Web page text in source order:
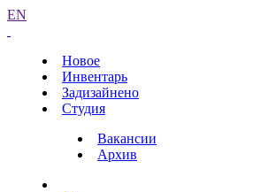
EN
Новое
Инвентарь
Задизайнено
Студия
Вакансии
Архив